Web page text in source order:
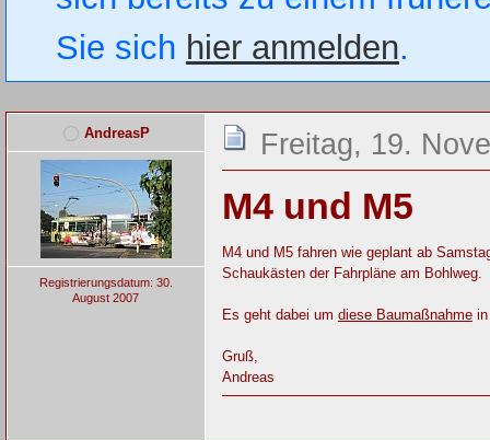
Sie sich hier anmelden.
AndreasP
Registrierungsdatum: 30.
August 2007
Freitag, 19.
M4 und M5
M4 und M5 fahren wie geplant ab
Schaukästen der Fahrpläne am Bohlweg.
Es geht dabei um diese Baumaßnahmein
Gruß,
Andreas